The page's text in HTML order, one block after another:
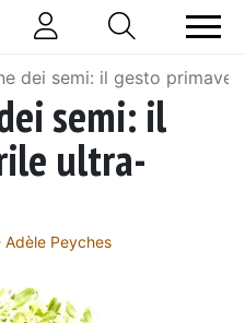
dei semi: il gesto
semi: il
ultra-
Adèle Peyches